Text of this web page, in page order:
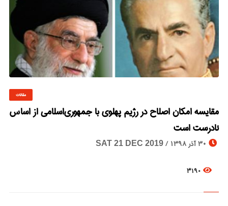
مقالات
مقایسه امکان اصلاح در رژیم پهلوی با جمهوری‌اسلامی از اساس
نادرست است
30 آذر 1398 / SAT 21 DEC 2019
3190